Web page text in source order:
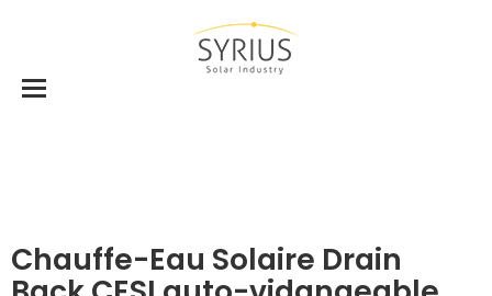
Accueil Chauffe-eau solaire individuel (CESI)
Chauffe-Eau Solaire Drain Back CESI auto-
vidangeable Paysage
Chauffe-Eau Solaire Drain